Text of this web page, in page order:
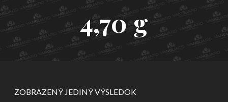
4,70 g
ZOBRAZENÝ JEDINÝ VÝSLEDOK